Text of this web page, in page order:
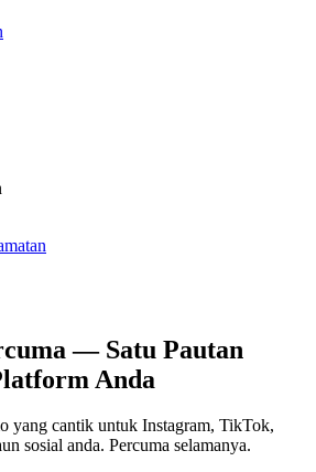
— Satu Pautan
Anda
yang cantik untuk Instagram, TikTok,
sosial anda. Percuma selamanya.